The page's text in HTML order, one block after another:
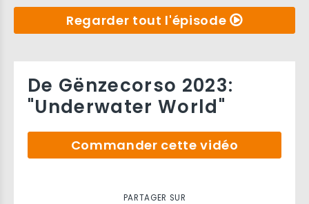
Regarder tout l'épisode
De Gënzecorso 2023:
"Underwater World"
Commander cette vidéo
PARTAGER SUR